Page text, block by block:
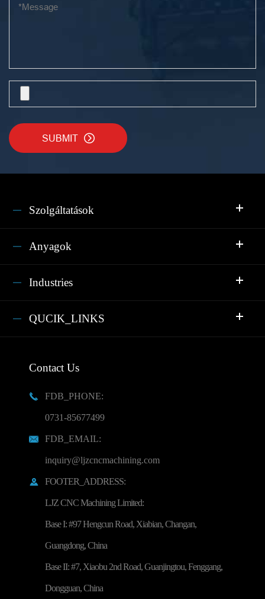
SUBMIT 
Szolgáltatások
Anyagok
Industries
QUCIK_LINKS
Contact Us

FDB_PHONE:
0731-85677499

FDB_EMAIL:
inquiry@ljzcncmachining.com

FOOTER_ADDRESS:
LJZ CNC Machining Limited:
Base I: #97 Hengcun Road, Xiabian, Changan,
Guangdong, China
Base II: #7, Xiaobu 2nd Road, Guanjingtou, Fenggang,
Dongguan, China